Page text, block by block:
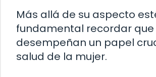
Más allá de su aspecto
fundamental recordar que
desempeñan un papel
salud de la mujer.